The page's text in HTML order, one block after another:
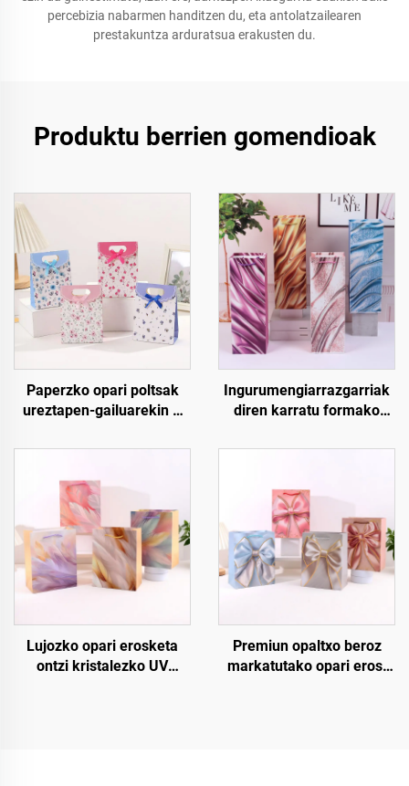
percebizia nabarmen handitzen du, eta antolatzailearen
prestakuntza arduratsua erakusten du.
Produktu berrien gomendioak
Paperzko opari poltsak
ureztapen-gailuarekin –
eta guztiz pertsonaliza
Ingurumengiarrazgarriak
diren karratu formako
paperzko ardo eta botila
Lujozko opari erosketa
ontzi kristalezko UV
Premiun opaltxo beroz
markatutako opari erosi